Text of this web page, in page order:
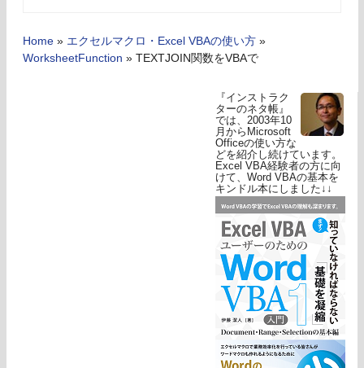
Home » エクセルマクロ・Excel VBAの使い方 »
WorksheetFunction » TEXTJOIN関数をVBAで
『インストラク
ターのネタ帳』
では、2003年10
月からMicrosoft
Officeの使い方な
どを紹介し続けています。
Excel VBA経験者の方に向
けて、Word VBAの基本を
キンドル本にしました↓↓